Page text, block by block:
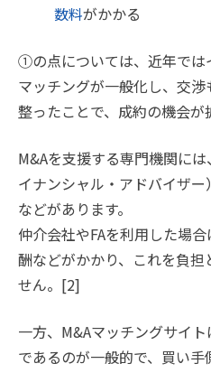
数料がかかる
①の点については、近年では
マッチングが一般化し、交
整ったことで、成約の機会が
M&Aを支援する専門機関に
イナンシャル・アドバイザー
などがあります。
仲介会社やFAを利用した場
酬などがかかり、これを負
せん。[2]
一方、M&Aマッチングサイ
であるのが一般的で、買い